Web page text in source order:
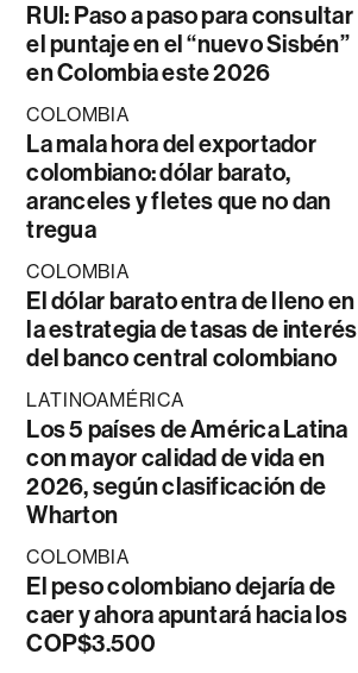
RUI: Paso a paso para consultar
el puntaje en el “nuevo Sisbén”
en Colombia este 2026
COLOMBIA
La mala hora del exportador
colombiano: dólar barato,
aranceles y fletes que no dan
tregua
COLOMBIA
El dólar barato entra de lleno en
la estrategia de tasas de interés
del banco central colombiano
LATINOAMÉRICA
Los 5 países de América Latina
con mayor calidad de vida en
2026, según clasificación de
Wharton
COLOMBIA
El peso colombiano dejaría de
caer y ahora apuntará hacia los
COP$3.500